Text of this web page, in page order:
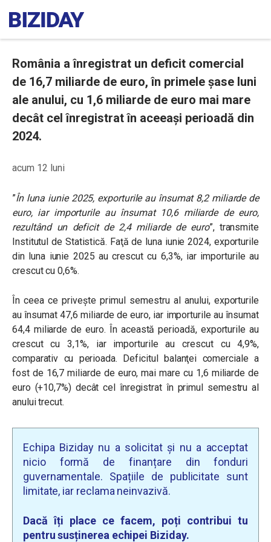
România a înregistrat un deficit comercial
de 16,7 miliarde de euro, în primele șase luni
ale anului, cu 1,6 miliarde de euro mai mare
decât cel înregistrat în aceeași perioadă din
2024.
acum 12 luni
”În luna iunie 2025, exporturile au însumat 8,2 miliarde de
euro, iar importurile au însumat 10,6 miliarde de euro,
rezultând un deficit de 2,4 miliarde de euro”, transmite
Institutul de Statistică. Faţă de luna iunie 2024, exporturile
din luna iunie 2025 au crescut cu 6,3%, iar importurile au
crescut cu 0,6%.
În ceea ce privește primul semestru al anului, exporturile
au însumat 47,6 miliarde de euro, iar importurile au însumat
64,4 miliarde de euro. În această perioadă, exporturile au
crescut cu 3,1%, iar importurile au crescut cu 4,9%,
comparativ cu perioada. Deficitul balanţei comerciale a
fost de 16,7 miliarde de euro, mai mare cu 1,6 miliarde de
euro (+10,7%) decât cel înregistrat în primul semestru al
anului trecut.
Echipa Biziday nu a solicitat și nu a acceptat
nicio formă de finanțare din fonduri
guvernamentale. Spațiile de publicitate sunt
limitate, iar reclama neinvazivă.
Dacă îți place ce facem, poți contribui tu
pentru susținerea echipei Biziday.